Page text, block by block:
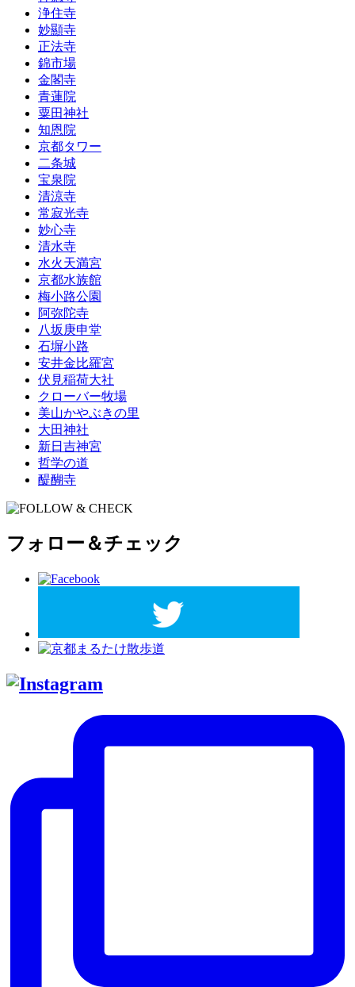
浄住寺
妙顯寺
正法寺
錦市場
金閣寺
青蓮院
粟田神社
知恩院
京都タワー
二条城
宝泉院
清涼寺
常寂光寺
妙心寺
清水寺
水火天満宮
京都水族館
梅小路公園
阿弥陀寺
八坂庚申堂
石塀小路
安井金比羅宮
伏見稲荷大社
クローバー牧場
美山かやぶきの里
大田神社
新日吉神宮
哲学の道
醍醐寺
フォロー＆チェック